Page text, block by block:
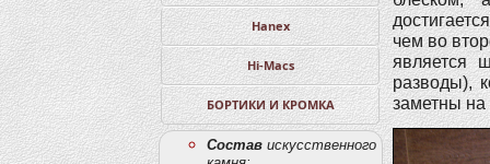
Hanex
Hi-Macs
БОРТИКИ И КРОМКА
Составискусственного
чем во
является
разводы),
заметны на